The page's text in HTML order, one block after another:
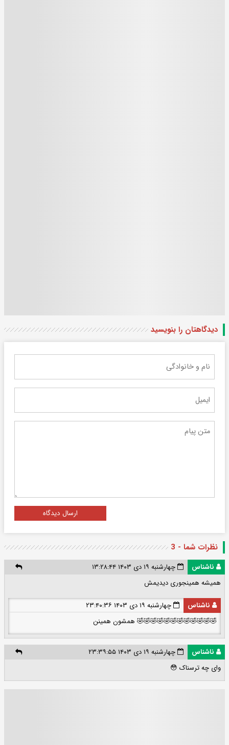
دیدگاهتان را بنویسید
ارسال دیدگاه
نظرات شما - 3
ناشناس
چهارشنبه ۱۹ دی ۱۴۰۳ ۱۳:۲۸:۴۴
همیشه همینجوری دیدیمش
ناشناس
چهارشنبه ۱۹ دی ۱۴۰۳ ۲۳:۴۰:۳۶
🤣🤣🤣🤣🤣🤣🤣🤣🤣🤣🤣🤣 همشون همینن
ناشناس
چهارشنبه ۱۹ دی ۱۴۰۳ ۲۳:۳۹:۵۵
وای چه ترسناک 😳